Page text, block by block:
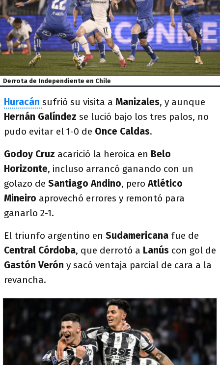
Derrota de Independiente en Chile
Huracán sufrió su visita a Manizales, y aunque
Hernán Galíndez se lució bajo los tres palos, no
pudo evitar el 1-0 de Once Caldas.
Godoy Cruz acarició la heroica en Belo
Horizonte, incluso arrancó ganando con un
golazo de Santiago Andino, peroAtlético
Mineiro aprovechó errores y remontó para
ganarlo 2-1.
El triunfo argentino en Sudamericana fue de
Central Córdoba, que derrotó a Lanús con gol de
Gastón Verón y sacó ventaja parcial de cara a la
revancha.